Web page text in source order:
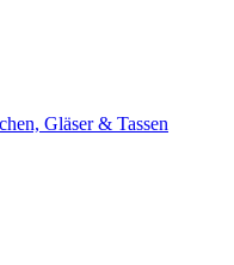
Gläser & Tassen